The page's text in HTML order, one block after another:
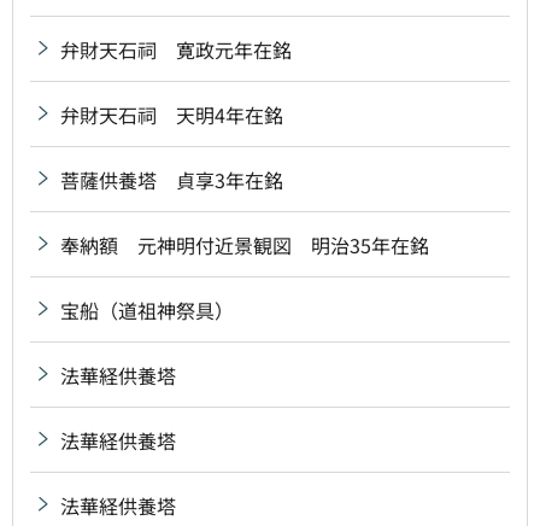
弁財天石祠 寛政元年在銘
弁財天石祠 天明4年在銘
菩薩供養塔 貞享3年在銘
奉納額 元神明付近景観図 明治35年在銘
宝船（道祖神祭具）
法華経供養塔
法華経供養塔
法華経供養塔